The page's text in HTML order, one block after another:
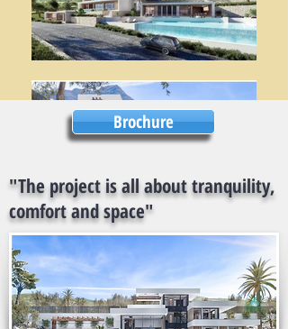
Brochure
"The project is all about tranquility,
comfort and space"